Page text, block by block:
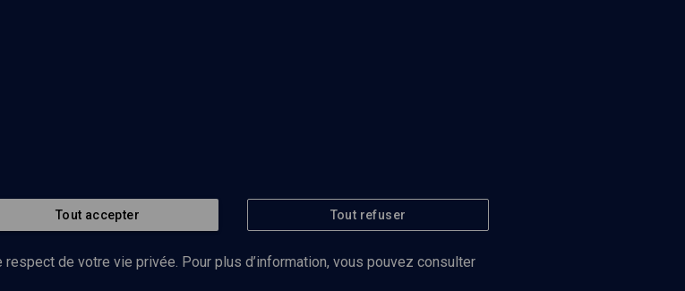
Tout accepter Tout refuser
de votre vie privée. Pour plus d’information, vous pouvez consulter